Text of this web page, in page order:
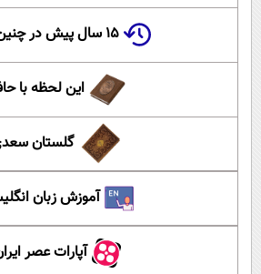
۱۵ سال پیش در چنین روزی
این لحظه با
گلستان
آموزش زبان
آپارات عصر